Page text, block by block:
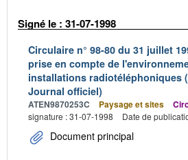
Signé le : 31-07-1998
Circulaire n° 98-80 du 31 juillet
prise en compte de
installations radiotéléphoniques
Journal officiel)
ATEN9870253C Paysage et sites
signature : 31-07-1998
Date de
Document principal